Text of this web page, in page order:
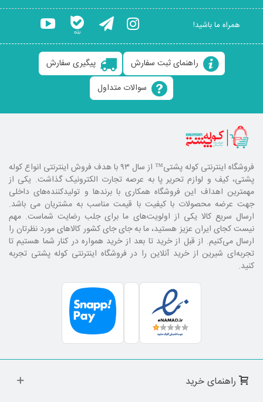
همراه ما باشید!
راهنمای ثبت سفارش
پیگیری سفارش
سوالات متداول
فروشگاه اینترنتی کوله پشتی
™ از سال ۹۳ با هدف فروش اینترنتی انواع کوله
پشتی، کیف و لوازم تحریر پا به عرصه تجارت الکترونیک گذاشت. یکی از
مهمترین اهداف این فروشگاه همکاری با برند‌ها و تولیدکننده‌های داخلی
جهت عرضه محصولات با کیفیت با قیمت مناسب به مشتریان می باشد.
ارسال سریع کالا یکی از اولویت‌های ما برای جلب رضایت شماست. مهم
نیست کجای ایران عزیز هستید، ما به جای جای کشور کالا‌های مورد نظرتان را
ارسال می‌کنیم. از قبل از خرید تا بعد از خرید همواره در کنار شما هستیم تا
تجربه‌ای شیرین از خرید آنلاین را در فروشگاه اینترنتی کوله پشتی تجربه
کنید.
راهنمای خرید